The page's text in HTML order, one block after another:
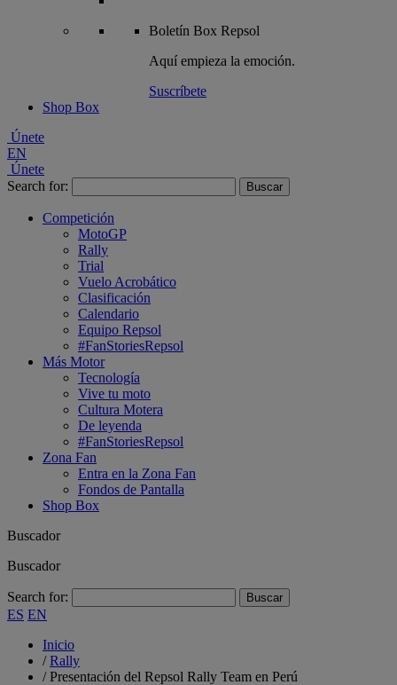
Boletín Box Repsol
Aquí empieza la emoción.
Suscríbete
Shop Box
Únete
EN
Únete
Search for:
Competición
MotoGP
Rally
Trial
Vuelo Acrobático
Clasificación
Calendario
Equipo Repsol
#FanStoriesRepsol
Más Motor
Tecnología
Vive tu moto
Cultura Motera
De leyenda
#FanStoriesRepsol
Zona Fan
Entra en la Zona Fan
Fondos de Pantalla
Shop Box
Buscador
Buscador
Search for:
ES EN
Inicio
/Rally
/Presentación del Repsol Rally Team en Perú